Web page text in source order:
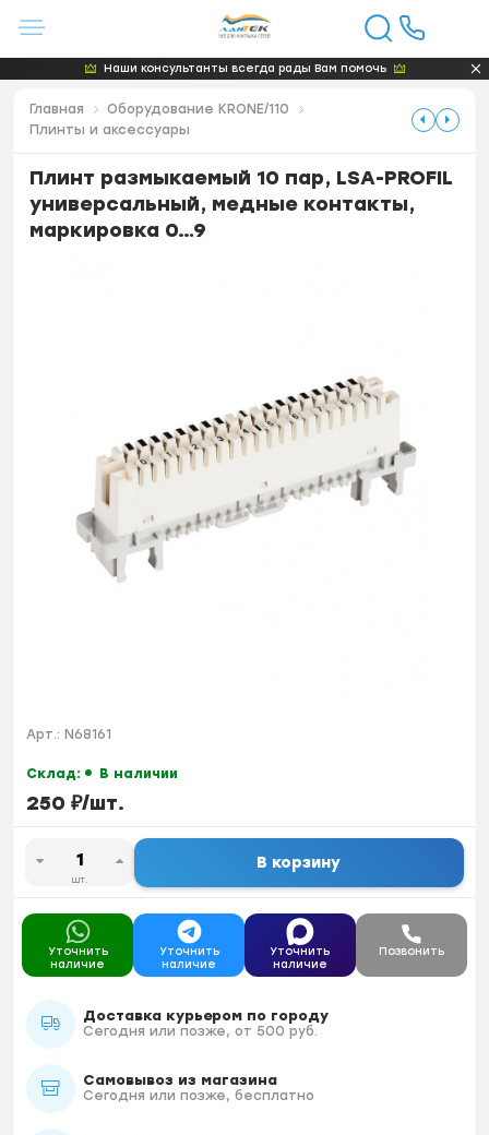
Наши консультанты всегда рады Вам помочь
Главная
Оборудование KRONE/110
Плинты и аксессуары
Плинт размыкаемый 10 пар, LSA-PROFIL
универсальный, медные контакты,
маркировка 0…9
Арт.: N68161
Склад: В наличии
250 ₽/шт.
шт.
В корзину
Уточнить
наличие
Уточнить
наличие
Уточнить
наличие
Позвонить
Доставка курьером по городу
Сегодня или позже, от 500 руб.
Самовывоз из магазина
Сегодня или позже, бесплатно